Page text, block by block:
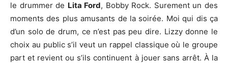
le drummer de Lita Ford, Bobby Rock. Surement un des
moments des plus amusants de la soirée. Moi qui dis ça
d’un solo de drum, ce n’est pas peu dire. Lizzy donne le
choix au public s’il veut un rappel classique où le groupe
part et revient ou s’ils continuent à jouer sans arrêt. À la